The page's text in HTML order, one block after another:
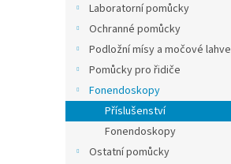
Laboratorní pomůcky
Ochranné pomůcky
Podložní mísy a močové lahve
Pomůcky pro řidiče
Fonendoskopy
Příslušenství
Fonendoskopy
Ostatní pomůcky